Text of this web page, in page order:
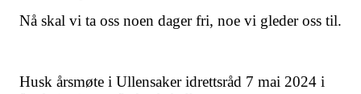
Nå skal vi ta oss noen dager fri, noe vi gleder oss til.
Husk årsmøte i Ullensaker idrettsråd 7 mai 2024 i